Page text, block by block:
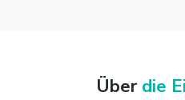
Über die